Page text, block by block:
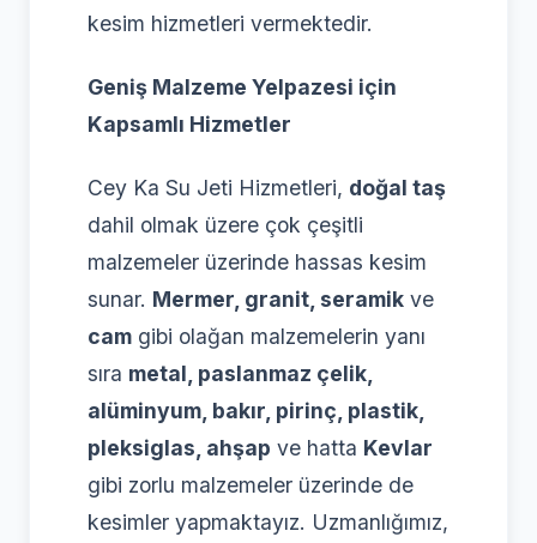
kesim hizmetleri vermektedir.
Geniş Malzeme Yelpazesi için
Kapsamlı Hizmetler
Cey Ka Su Jeti Hizmetleri, doğal taş
dahil olmak üzere çok çeşitli
malzemeler üzerinde hassas kesim
sunar. Mermer, granit, seramik ve
cam gibi olağan malzemelerin yanı
sıra metal, paslanmaz çelik,
alüminyum, bakır, pirinç, plastik,
pleksiglas, ahşap ve hatta Kevlar
gibi zorlu malzemeler üzerinde de
kesimler yapmaktayız. Uzmanlığımız,